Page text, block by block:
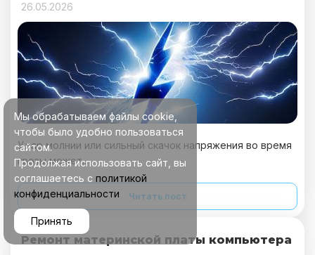
26.05.2026
Удар молнии или сильный скачок напряжения во время
грозы может...
Читать пост
Ремонт материнской платы компьютера
Мы обрабатываем файлы cookie,
чтобы было удобно пользоваться
сайтом.
Продолжая использовать сайт, вы
соглашаетесь с политикой
конфиденциальности
Принять